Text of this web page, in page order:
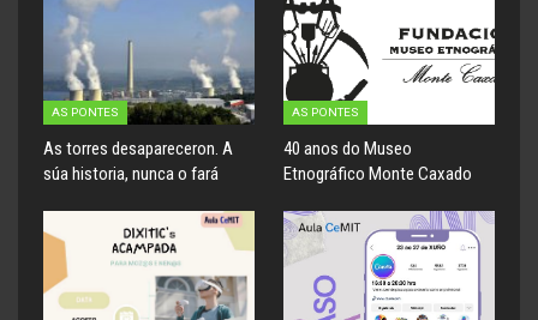
AS PONTES
As torres desapareceron. A
súa historia, nunca o fará
AS PONTES
40 anos do Museo
Etnográfico Monte Caxado